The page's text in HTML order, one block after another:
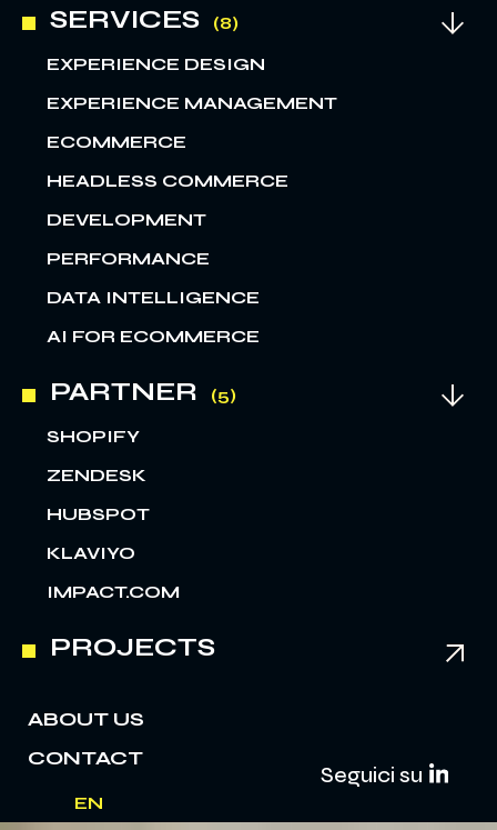
SERVICES
EXPERIENCE DESIGN
EXPERIENCE MANAGEMENT
ECOMMERCE
HEADLESS COMMERCE
DEVELOPMENT
PERFORMANCE
DATA INTELLIGENCE
AI FOR ECOMMERCE
PARTNER
SHOPIFY
ZENDESK
HUBSPOT
KLAVIYO
IMPACT.COM
PROJECTS
ABOUT US
CONTACT
EN
Seguici su